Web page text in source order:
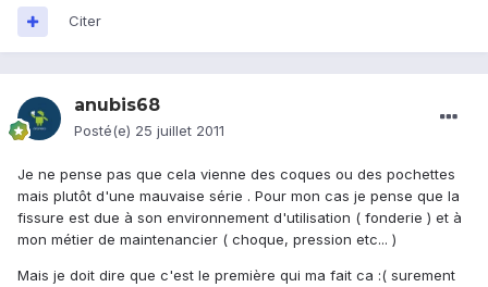
Citer
anubis68
Posté(e) 25 juillet 2011
Je ne pense pas que cela vienne des coques ou des pochettes
mais plutôt d'une mauvaise série . Pour mon cas je pense que la
fissure est due à son environnement d'utilisation ( fonderie ) et à
mon métier de maintenancier ( choque, pression etc... )
Mais je doit dire que c'est le première qui ma fait ca :( surement